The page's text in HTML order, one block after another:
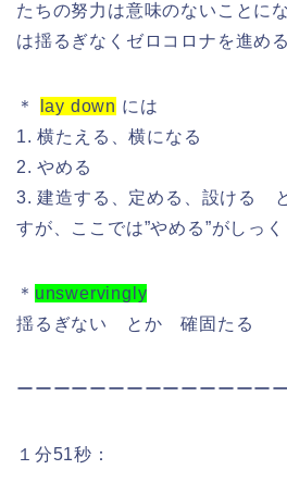
たちの努力は意味のないことに
は揺るぎなくゼロコロナを進める
＊ lay down には
1. 横たえる、横になる
2. やめる
3. 建造する、定める、設ける
すが、ここでは”やめる”がしっく
＊ unswervingly
揺るぎない とか 確固たる
ーーーーーーーーーーーーーー
１分51秒：